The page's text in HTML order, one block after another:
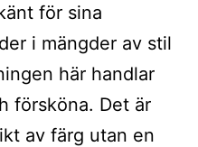
för sina
i mängder av stil
här handlar
försköna. Det är
av färg utan en